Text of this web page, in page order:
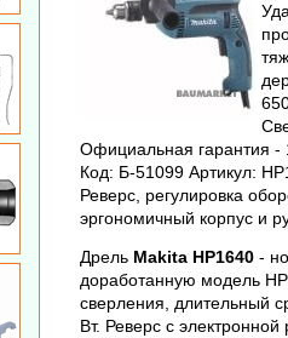
Официальная гарантия -
Код: Б-51099 Артикул:
Реверс, регулировка
эргономичный корпус и
Дрель Makita HP1640-
доработанную модель
сверления, длительный
Вт. Реверс с